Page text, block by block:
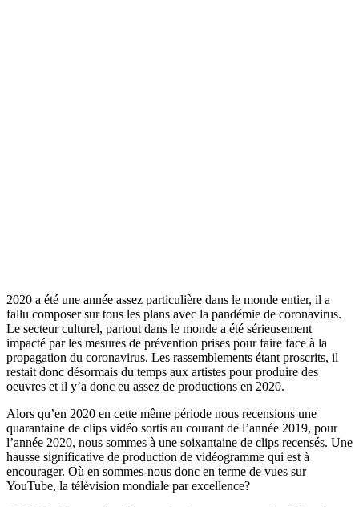
2020 a été une année assez particulière dans le monde entier, il a
fallu composer sur tous les plans avec la pandémie de coronavirus.
Le secteur culturel, partout dans le monde a été sérieusement
impacté par les mesures de prévention prises pour faire face à la
propagation du coronavirus. Les rassemblements étant proscrits, il
restait donc désormais du temps aux artistes pour produire des
oeuvres et il y’a donc eu assez de productions en 2020.
Alors qu’en 2020 en cette même période nous recensions une
quarantaine de clips vidéo sortis au courant de l’année 2019, pour
l’année 2020, nous sommes à une soixantaine de clips recensés. Une
hausse significative de production de vidéogramme qui est à
encourager. Où en sommes-nous donc en terme de vues sur
YouTube, la télévision mondiale par excellence?